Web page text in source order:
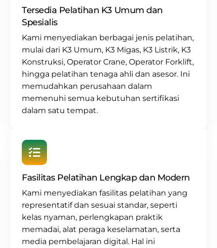
Tersedia Pelatihan K3 Umum dan
Spesialis
Kami menyediakan berbagai jenis pelatihan,
mulai dari K3 Umum, K3 Migas, K3 Listrik, K3
Konstruksi,Operator Crane, Operator Forklift,
hingga pelatihan tenaga ahli dan asesor. Ini
memudahkan perusahaan dalam
memenuhi semua kebutuhan sertifikasi
dalam satu tempat.
Fasilitas Pelatihan Lengkap dan Modern
Kami menyediakan fasilitas pelatihan yang
representatif dan sesuai standar, seperti
kelas nyaman, perlengkapan praktik
memadai, alat peraga keselamatan, serta
media pembelajaran digital. Hal ini